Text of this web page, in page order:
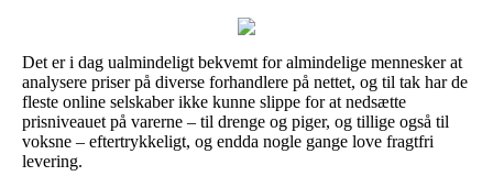
Det er i dag ualmindeligt bekvemt for almindelige mennesker at
analysere priser på diverse forhandlere på nettet, og til tak har de
fleste online selskaber ikke kunne slippe for at nedsætte
prisniveauet på varerne – til drenge og piger, og tillige også til
voksne – eftertrykkeligt, og endda nogle gange love fragtfri
levering.